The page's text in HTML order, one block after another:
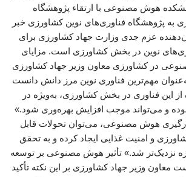
هوش مصنوعی با ارتقاء پژوهشگاه
به پژوهشگاه فناوری‌های نوین کشاورزی خبر
عزم جدی وزارت جهاد کشاورزی برای
نوین در بخش کشاورزی است. مزایای
در کشاورزی معاون وزیر جهاد کشاورزی
مهم‌ترین فناوری نوین مرز دانش دانست
این فناوری در بخش کشاورزی، به‌ویژه در
و می‌تواند موجب افزایش بهره‌وری شود.»
هوش مصنوعی، می‌توان تحولات قابل
و امنیت غذایی ایجاد کرده و به تحقق
نزدیک‌تر شد.» تأثیر هوش مصنوعی بر توسعه
معاون وزیر جهاد کشاورزی بر این نکته تأکید